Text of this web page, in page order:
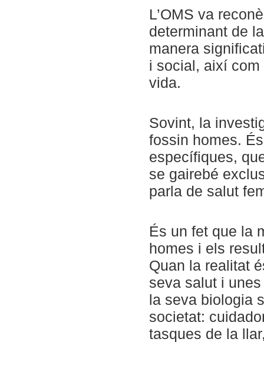
L’OMS va
determinant de
manera
i social, així
vida.
Sovint, la
fossin homes.
específiques,
se gairebé
parla de salut
És un fet que la
homes i els
Quan la realitat
seva salut i
la seva biologia
societat:
tasques de la